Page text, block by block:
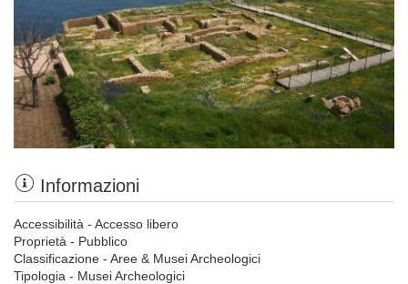
Informazioni
Accessibilità - Accesso libero
Proprietà - Pubblico
Classificazione - Aree & Musei Archeologici
Tipologia - Musei Archeologici